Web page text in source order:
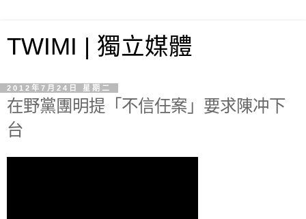
TWIMI | 獨立媒體
2012年7月24日 星期二
在野黨團明提「不信任案」要求陳冲下
台